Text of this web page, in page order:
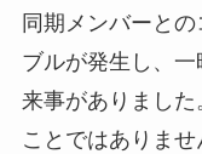
同期メンバーと
ブルが発生し、
来事がありまし
ことではありま